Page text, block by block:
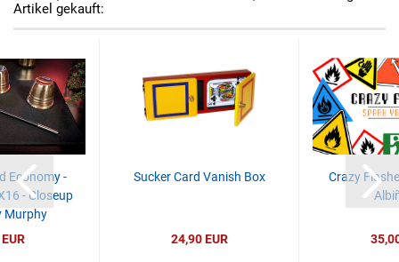
Artikel gekauft:
Economy -
- Closeup
Murphy
Sucker Card Vanish Box
24,90 EUR
Crazy